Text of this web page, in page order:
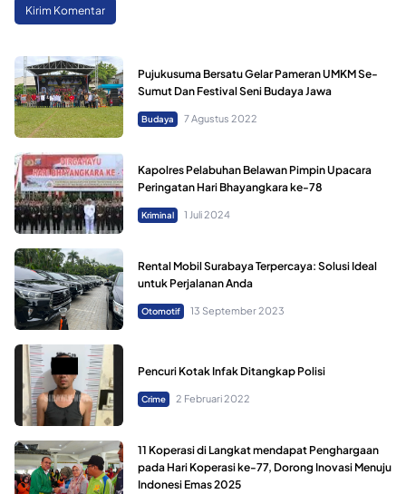
Pujukusuma Bersatu Gelar Pameran UMKM Se-
Sumut Dan Festival Seni Budaya Jawa
Budaya 7 Agustus 2022
Kapolres Pelabuhan Belawan Pimpin Upacara
Peringatan Hari Bhayangkara ke-78
Kriminal 1 Juli 2024
Rental Mobil Surabaya Terpercaya: Solusi Ideal
untuk Perjalanan Anda
Otomotif 13 September 2023
Pencuri Kotak Infak Ditangkap Polisi
Crime 2 Februari 2022
11 Koperasi di Langkat mendapat Penghargaan
pada Hari Koperasi ke-77, Dorong Inovasi Menuju
Indonesi Emas 2025